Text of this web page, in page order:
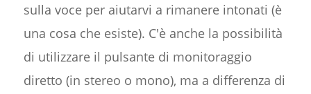
sulla voce per aiutarvi a rimanere intonati (è
una cosa che esiste). C'è anche la possibilità
di utilizzare il pulsante di monitoraggio
diretto (in stereo o mono), ma a differenza di